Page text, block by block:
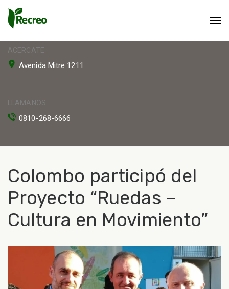
ACERCATE
Avenida Mitre 1211
LLAMANOS
0810-268-6666
Colombo participó del
Proyecto “Ruedas –
Cultura en Movimiento”